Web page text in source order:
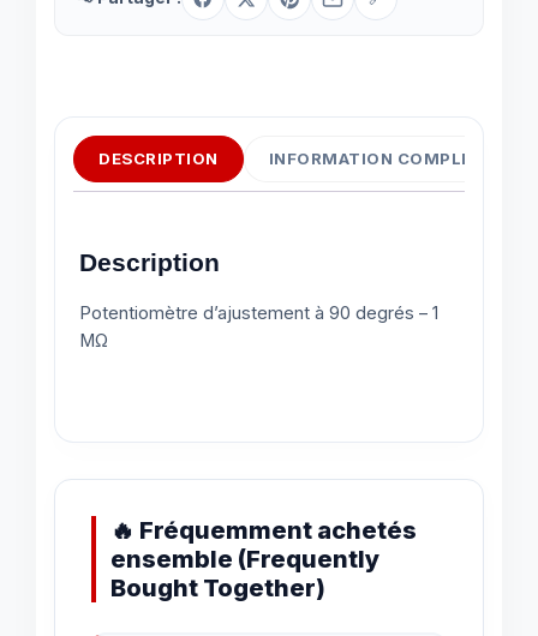
DESCRIPTION INFORMATION
Description
Potentiomètre d’ajustement à 90 degrés – 1
MΩ
🔥 Fréquemment achetés
ensemble (Frequently
Bought Together)